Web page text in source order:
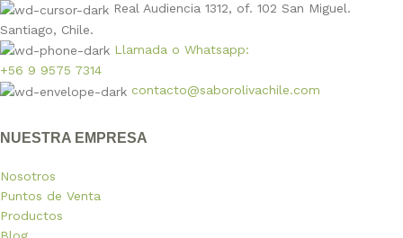
Real Audiencia 1312, of. 102 San Miguel.
Santiago, Chile.
Llamada o Whatsapp:
+56 9 9575 7314
contacto@saborolivachile.com
NUESTRA EMPRESA
Nosotros
Puntos de Venta
Productos
Blog